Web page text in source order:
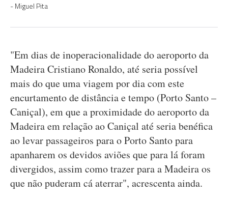
Miguel Pita
"Em dias de inoperacionalidade do aeroporto da
Madeira Cristiano Ronaldo, até seria possível
mais do que uma viagem por dia com este
encurtamento de distância e tempo (Porto Santo –
Caniçal), em que a proximidade do aeroporto da
Madeira em relação ao Caniçal até seria benéfica
ao levar passageiros para o Porto Santo para
apanharem os devidos aviões que para lá foram
divergidos, assim como trazer para a Madeira os
que não puderam cá aterrar", acrescenta ainda.